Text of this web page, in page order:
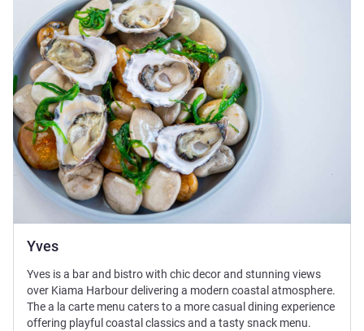
Yves
Yves is a bar and bistro with chic decor and stunning views
over Kiama Harbour delivering a modern coastal atmosphere.
The a la carte menu caters to a more casual dining experience
offering playful coastal classics and a tasty snack menu.